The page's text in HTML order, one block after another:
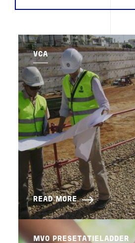
VCA
READ MORE
MVO PRESETATIELADDER